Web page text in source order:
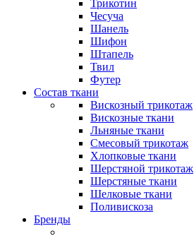
Трикотин
Чесуча
Шанель
Шифон
Штапель
Твил
Футер
Состав ткани
Вискозный трикотаж
Вискозные ткани
Льняные ткани
Смесовый трикотаж
Хлопковые ткани
Шерстяной трикотаж
Шерстяные ткани
Шелковые ткани
Поливискоза
Бренды